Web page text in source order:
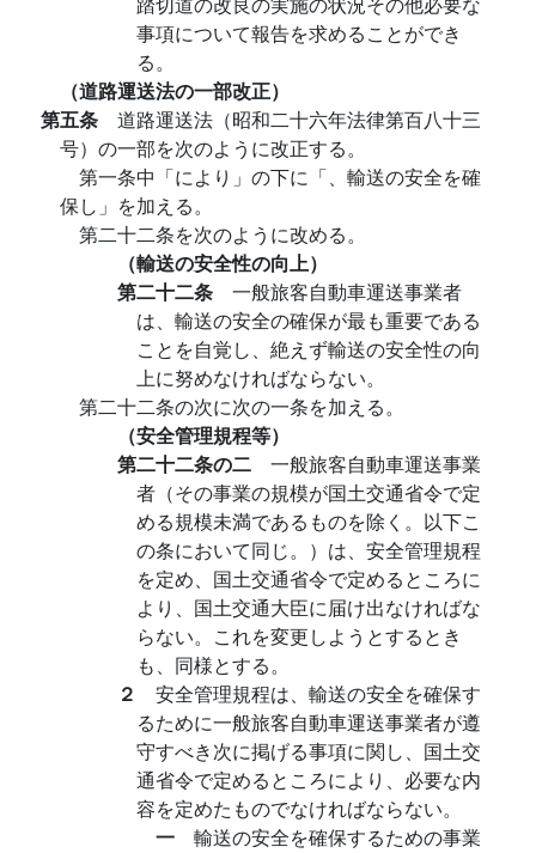
事項について報告を求めることができ
る。
（道路運送法の一部改正）
第五条 道路運送法（昭和二十六年法律第百八十三
号）の一部を次のように改正する。
第一条中「により」の下に「、輸送の安全を確
保し」を加える。
第二十二条を次のように改める。
（輸送の安全性の向上）
第二十二条 一般旅客自動車運送事業者
は、輸送の安全の確保が最も重要である
ことを自覚し、絶えず輸送の安全性の向
上に努めなければならない。
第二十二条の次に次の一条を加える。
（安全管理規程等）
第二十二条の二 一般旅客自動車運送事業
者（その事業の規模が国土交通省令で定
める規模未満であるものを除く。以下こ
の条において同じ。）は、安全管理規程
を定め、国土交通省令で定めるところに
より、国土交通大臣に届け出なければな
らない。これを変更しようとするとき
も、同様とする。
２ 安全管理規程は、輸送の安全を確保す
るために一般旅客自動車運送事業者が遵
守すべき次に掲げる事項に関し、国土交
通省令で定めるところにより、必要な内
容を定めたものでなければならない。
一 輸送の安全を確保するための事業